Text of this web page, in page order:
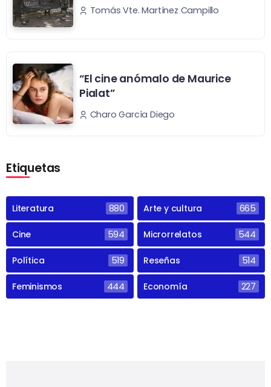
Tomás Vte. Martínez Campillo
“El cine anómalo de Maurice
Pialat”
Charo García Diego
Etiquetas
Literatura 880 Arte y cultura 665
Cine 594 Microrrelatos 544
Política 519 Reseñas 514
Feminismos 444 Economía 227